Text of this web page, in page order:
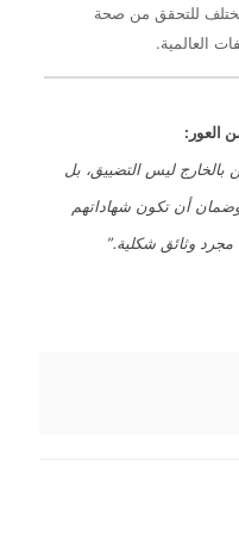
للتحقق من صحة
العالمية.
العور:
بالخارج ليس التضييق، بل
وضمان أن تكون شهاداتهم
مجرد وثائق شكلية.”